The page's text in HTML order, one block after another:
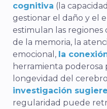
cognitiva (la
gestionar el daño y el
estimulan las regiones
de la memoria, la
emocional, la
herramienta poderosa
longevidad del
investigación sugiere
regularidad puede